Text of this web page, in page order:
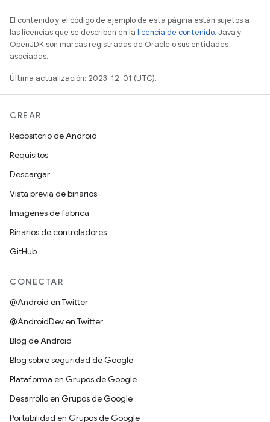
El contenido y el código de ejemplo de esta página están sujetos a
las licencias que se describen en la licencia de contenido. Java y
OpenJDK son marcas registradas de Oracle o sus entidades
asociadas.
Última actualización: 2023-12-01 (UTC).
CREAR
Repositorio de Android
Requisitos
Descargar
Vista previa de binarios
Imágenes de fábrica
Binarios de controladores
GitHub
CONECTAR
@Android en Twitter
@AndroidDev en Twitter
Blog de Android
Blog sobre seguridad de Google
Plataforma en Grupos de Google
Desarrollo en Grupos de Google
Portabilidad en Grupos de Google